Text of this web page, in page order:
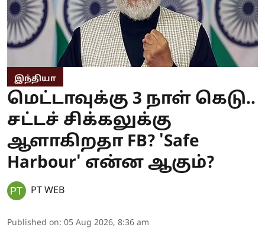
இந்தியா
மெட்டாவுக்கு 3 நாள் கெடு..
சட்டச் சிக்கலுக்கு
ஆளாகிறதா FB? 'Safe
Harbour' என்ன ஆகும்?
PT WEB
Published on: 05 Aug 2026, 8:36 am